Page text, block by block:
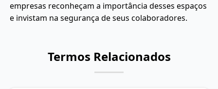
empresas reconheçam a importância desses espaços
e invistam na segurança de seus colaboradores.
Termos Relacionados